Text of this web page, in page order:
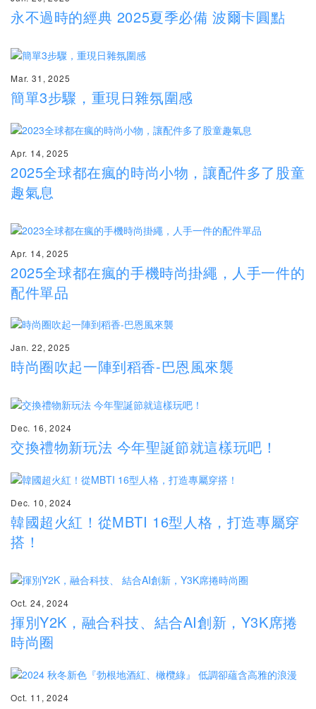
永不過時的經典 2025夏季必備 波爾卡圓點
Mar. 31, 2025
簡單3步驟，重現日雜氛圍感
Apr. 14, 2025
2025全球都在瘋的時尚小物，讓配件多了股童
趣氣息
Apr. 14, 2025
2025全球都在瘋的手機時尚掛繩，人手一件的
配件單品
Jan. 22, 2025
時尚圈吹起一陣到稻香-巴恩風來襲
Dec. 16, 2024
交換禮物新玩法 今年聖誕節就這樣玩吧！
Dec. 10, 2024
韓國超火紅！從MBTI 16型人格，打造專屬穿
搭！
Oct. 24, 2024
揮別Y2K，融合科技、結合AI創新，Y3K席捲
時尚圈
Oct. 11, 2024